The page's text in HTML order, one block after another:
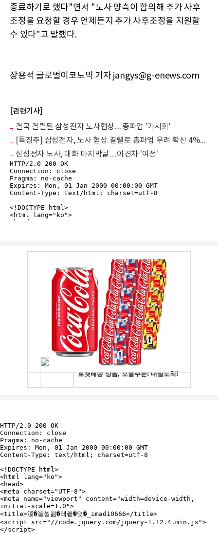
종료하기로 했다"면서 "노사 양측이 합의해 추가 사후
조정을 요청할 경우 언제든지 추가 사후조정을 지원할
수 있다"고 말했다.
장용석 글로벌이코노믹 기자 jangys@g-enews.com
[관련기사]
결국 결렬된 삼성전자 노사협상…총파업 '가시화'
[특징주] 삼성전자, 노사 협상 결렬로 총파업 우려 확산 4%대 '급락'
삼성전자 노사, 대화 마지막날…이견차 '여전'